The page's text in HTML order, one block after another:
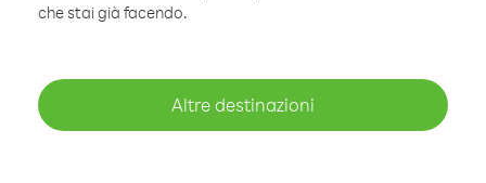
che stai già facendo.
Altre destinazioni